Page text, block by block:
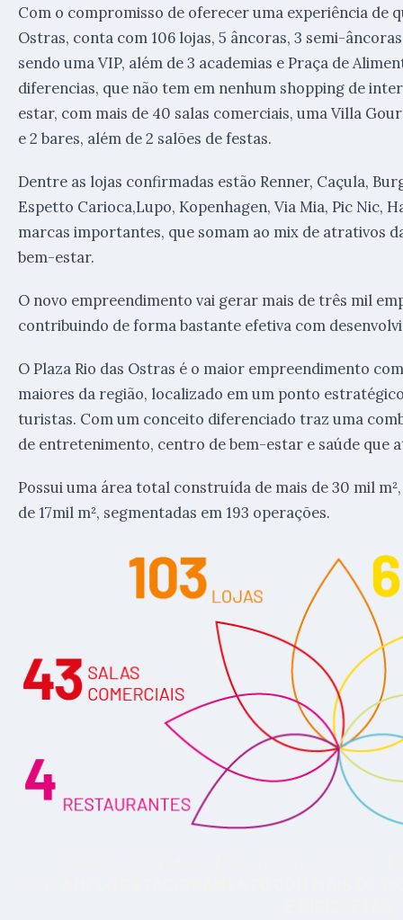
Com o compromisso de oferecer uma experiência de
Ostras, conta com 106 lojas, 5 âncoras, 3 semi-
sendo uma VIP, além de 3 academias e Praça de
diferencias, que não tem em nenhum shopping de
estar, com mais de 40 salas comerciais, uma Villa
e 2 bares, além de 2 salões de festas.
Dentre as lojas confirmadas estão Renner, Caçula,
Espetto Carioca,Lupo, Kopenhagen, Via Mia, Pic Nic,
marcas importantes, que somam ao mix de atrativos
bem-estar.
O novo empreendimento vai gerar mais de três mil
contribuindo de forma bastante efetiva com
O Plaza Rio das Ostras é o maior empreendimento
maiores da região, localizado em um ponto
turistas. Com um conceito diferenciado traz uma
de entretenimento, centro de bem-estar e saúde que
Possui uma área total construída de mais de 30 mil
de 17mil m², segmentadas em 193 operações.